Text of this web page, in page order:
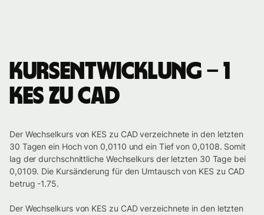
Kursentwicklung – 1
KES zu CAD
Der Wechselkurs von KES zu CAD verzeichnete in den letzten
30 Tagen ein Hoch von 0,0110 und ein Tief von 0,0108. Somit
lag der durchschnittliche Wechselkurs der letzten 30 Tage bei
0,0109. Die Kursänderung für den Umtausch von KES zu CAD
betrug -1.75.
Der Wechselkurs von KES zu CAD verzeichnete in den letzten